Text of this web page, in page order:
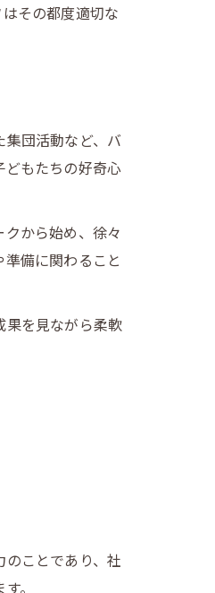
その都度適切な
団活動など、バ
どもたちの好奇心
から始め、徐々
備に関わること
果を見ながら柔軟
ことであり、社
。